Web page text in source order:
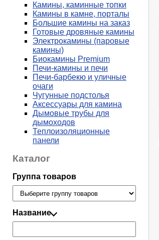
Камины, каминные топки
Камины в камне, порталы
Большие камины на заказ
Готовые дровяные камины
Электрокамины (паровые
камины)
Биокамины Premium
Печи-камины и печи
Печи-барбекю и уличные
очаги
Чугунные подстолья
Аксессуары для камина
Дымовые трубы для
дымоходов
Теплоизоляционные
панели
Каталог
Группа товаров
Название